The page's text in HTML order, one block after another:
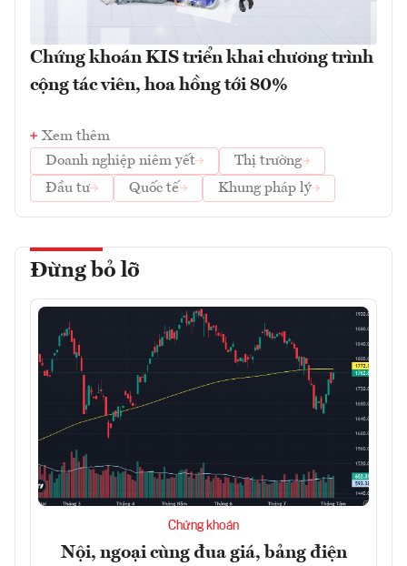
Chứng khoán KIS triển khai chương trình
cộng tác viên, hoa hồng tới 80%
Xem thêm
Doanh nghiệp niêm yết
Thị trường
Đầu tư
Quốc tế Khung pháp lý
Đừng bỏ lỡ
Chứng khoán
Nội, ngoại cùng đua giá, bảng điện